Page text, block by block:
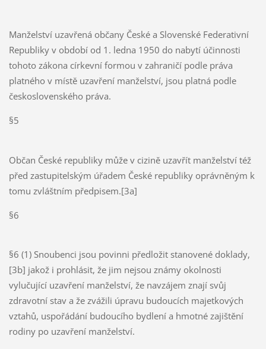
Manželství uzavřená občany České a Slovenské Federativní
Republiky v období od 1. ledna 1950 do nabytí účinnosti
tohoto zákona církevní formou v zahraničí podle práva
platného v místě uzavření manželství, jsou platná podle
československého práva.
§5
Občan České republiky může v cizině uzavřít manželství též
před zastupitelským úřadem České republiky oprávněným k
tomu zvláštním předpisem.[3a]
§6
§6 (1) Snoubenci jsou povinni předložit stanovené doklady,
[3b] jakož i prohlásit, že jim nejsou známy okolnosti
vylučující uzavření manželství, že navzájem znají svůj
zdravotní stav a že zvážili úpravu budoucích majetkových
vztahů, uspořádání budoucího bydlení a hmotné zajištění
rodiny po uzavření manželství.